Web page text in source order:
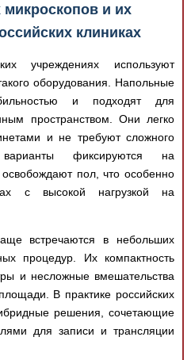
и их
клиниках
учреждениях используют
оборудования. Напольные
и подходят для
пространством. Они легко
и не требуют сложного
фиксируются на
пол, что особенно
с высокой нагрузкой на
встречаются в небольших
процедур. Их компактность
и несложные вмешательства
В практике российских
решения, сочетающие
для записи и трансляции